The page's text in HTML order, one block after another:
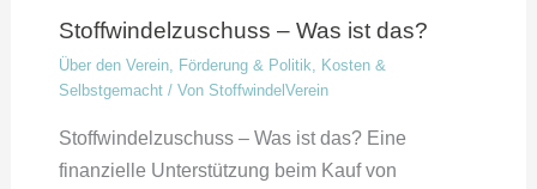
Stoffwindelzuschuss – Was ist das?
Über den Verein, Förderung & Politik
Kosten &
Selbstgemacht/ Von StoffwindelVerein
Stoffwindelzuschuss – Was ist das? Eine
finanzielle Unterstützung beim Kauf von